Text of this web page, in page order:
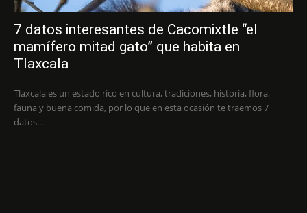
7 datos interesantes de Cacomixtle “el
mamífero mitad gato” que habita en
Tlaxcala
Tlaxcala es un estado rico en cultura, tradiciones, historia, flora,
fauna y buena comida, por lo que en esta ocasión te traemos 7
datos...